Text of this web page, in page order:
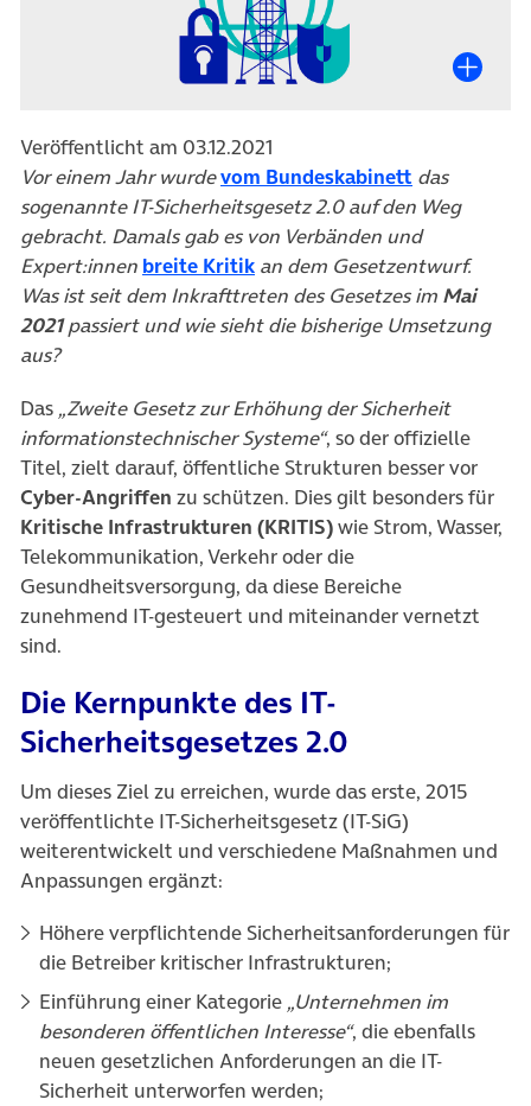
Veröffentlicht am 03.12.2021
Vor einem Jahr wurdevom Bundeskabinett (öffnet in
das
sogenannte IT-Sicherheitsgesetz 2.0 auf den Weg
gebracht. Damals gab es von Verbänden und
Expert:innen breite Kritik(öffnet in neuem Tab)
an dem Gesetzentwurf.
Was ist seit dem Inkrafttreten des Gesetzes im Mai
2021passiert und wie sieht die bisherige Umsetzung
aus?
Das „Zweite Gesetz zur Erhöhung der Sicherheit
informationstechnischer Systeme“, so der offizielle
Titel, zielt darauf, öffentliche Strukturen besser vor
Cyber-Angriffen zu schützen. Dies gilt besonders für
Kritische Infrastrukturen (KRITIS)wie Strom, Wasser,
Telekommunikation, Verkehr oder die
Gesundheitsversorgung, da diese Bereiche
zunehmend IT-gesteuert und miteinander vernetzt
sind.
Die Kernpunkte des IT-
Sicherheitsgesetzes 2.0
Um dieses Ziel zu erreichen, wurde das erste, 2015
veröffentlichte IT-Sicherheitsgesetz (IT-SiG)
weiterentwickelt und verschiedene Maßnahmen und
Anpassungen ergänzt:
Höhere verpflichtende Sicherheitsanforderungen für
die Betreiber kritischer Infrastrukturen;
Einführung einer Kategorie „Unternehmen im
besonderen öffentlichen Interesse“, die ebenfalls
neuen gesetzlichen Anforderungen an die IT-
Sicherheit unterworfen werden;